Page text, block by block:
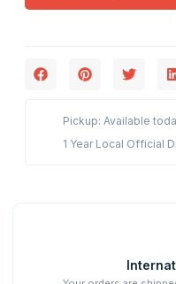
Pickup: Available
1 Year Local Official